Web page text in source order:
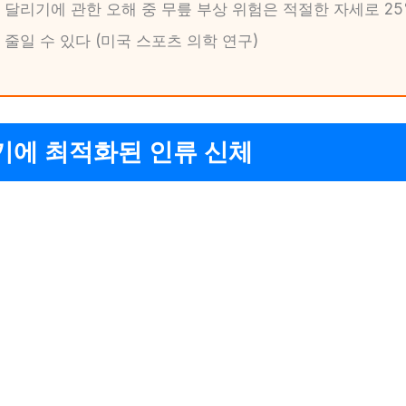
달리기에 관한 오해 중 무릎 부상 위험은 적절한 자세로
줄일 수 있다 (미국 스포츠 의학 연구)
에 최적화된 인류 신체